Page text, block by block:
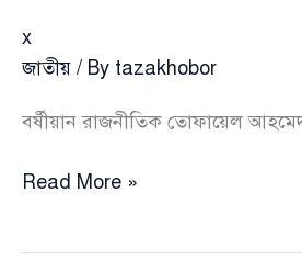
x
জাতীয় / By tazakhobor
বর্ষীয়ান রাজনীতিক তোফায়েল
xRead More »